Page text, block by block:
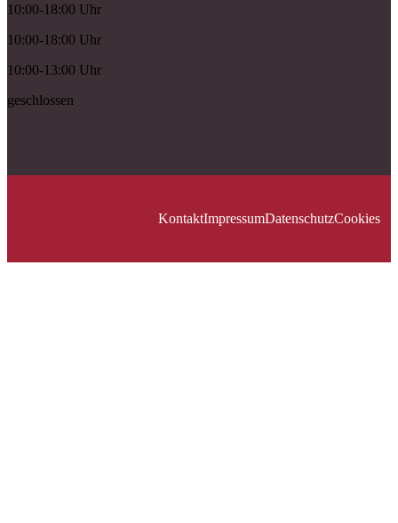
10:00-18:00 Uhr
10:00-18:00 Uhr
10:00-13:00 Uhr
geschlossen
KontaktImpressumDatenschutzCookies